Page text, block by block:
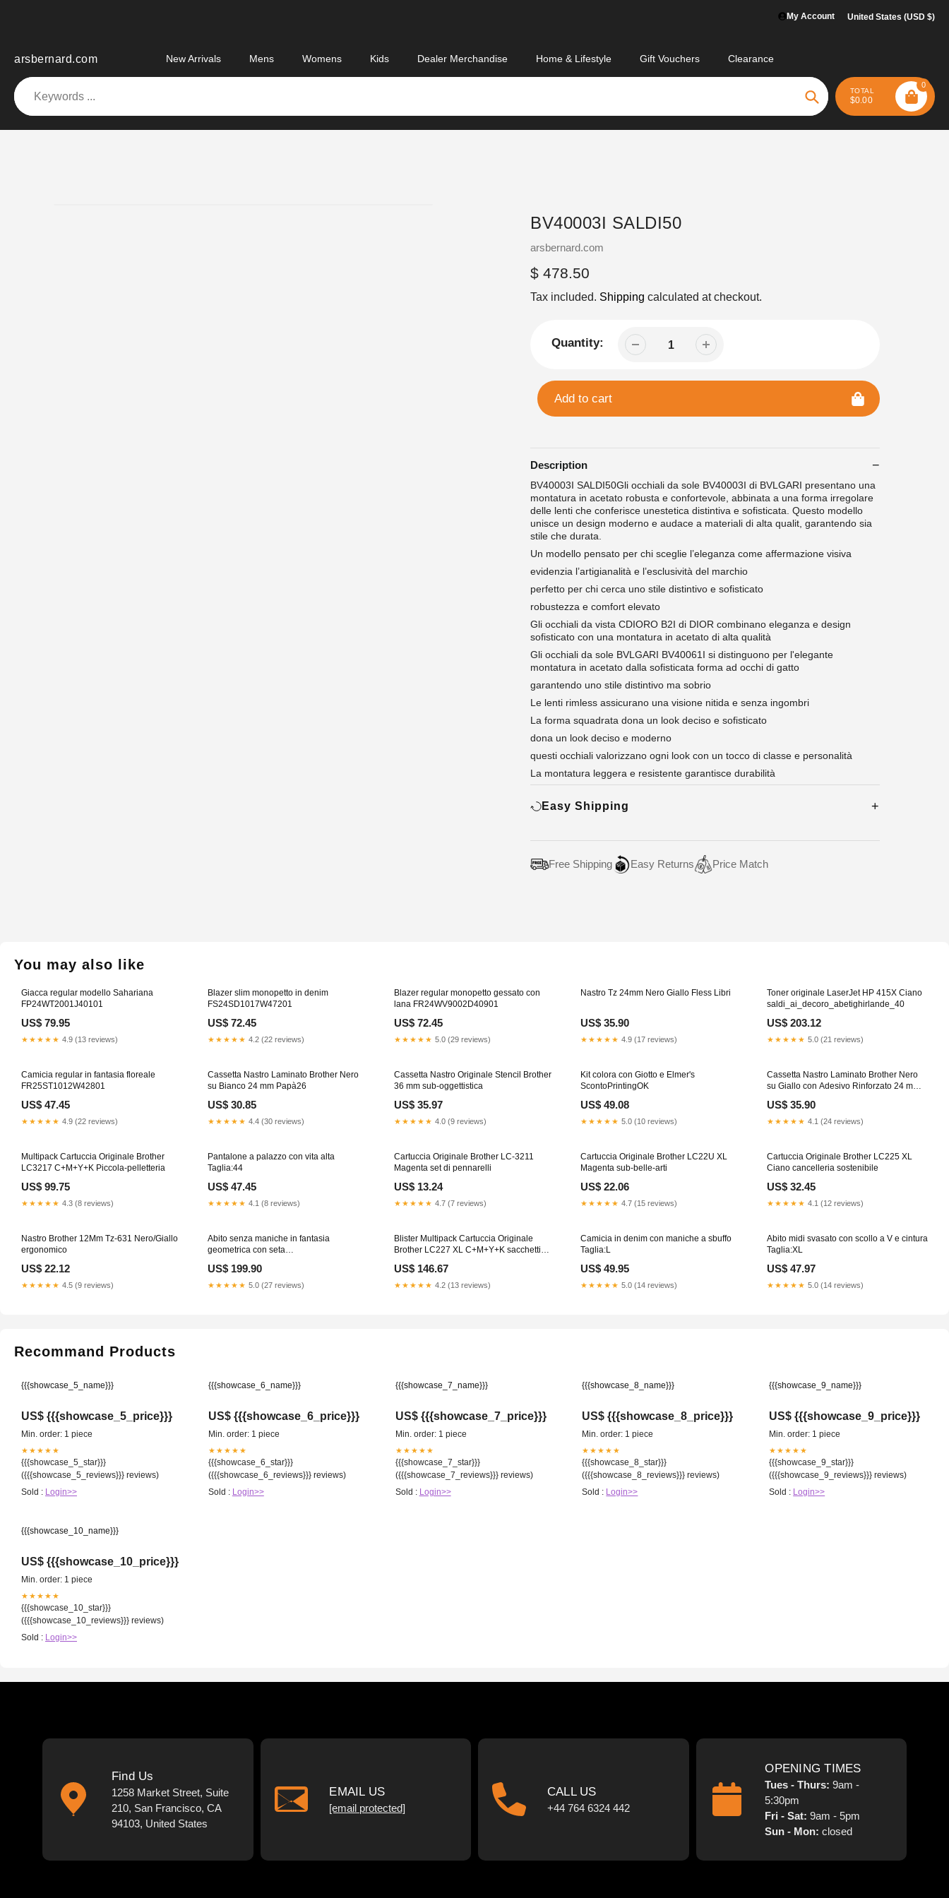
My Account United States (USD $)
arsbernard.com New Arrivals Mens Womens Kids Dealer Merchandise Home & Lifestyle Gift Vouchers Clearance
Search
TOTAL
$0.00
0
BV40003I SALDI50
Vendor
arsbernard.com
Regular
price
$ 478.50
Tax included. Shipping calculated at checkout.
Quantity:
Add to cart
Description
BV40003I SALDI50Gli occhiali da sole BV40003I di BVLGARI presentano una
montatura in acetato robusta e confortevole, abbinata a una forma irregolare
delle lenti che conferisce unestetica distintiva e sofisticata. Questo modello
unisce un design moderno e audace a materiali di alta qualit, garantendo sia
stile che durata.
Un modello pensato per chi sceglie l’eleganza come affermazione visiva
evidenzia l’artigianalità e l’esclusività del marchio
perfetto per chi cerca uno stile distintivo e sofisticato
robustezza e comfort elevato
Gli occhiali da vista CDIORO B2I di DIOR combinano eleganza e design
sofisticato con una montatura in acetato di alta qualità
Gli occhiali da sole BVLGARI BV40061I si distinguono per l'elegante
montatura in acetato dalla sofisticata forma ad occhi di gatto
garantendo uno stile distintivo ma sobrio
Le lenti rimless assicurano una visione nitida e senza ingombri
La forma squadrata dona un look deciso e sofisticato
dona un look deciso e moderno
questi occhiali valorizzano ogni look con un tocco di classe e personalità
La montatura leggera e resistente garantisce durabilità
Easy Shipping
Free Shipping Easy Returns Price Match
You may also like
Giacca regular modello Sahariana
FP24WT2001J40101
US$ 79.95
★★★★★ 4.9 (13 reviews)
Blazer slim monopetto in denim
FS24SD1017W47201
US$ 72.45
★★★★★ 4.2 (22 reviews)
Blazer regular monopetto gessato con
lana FR24WV9002D40901
US$ 72.45
★★★★★ 5.0 (29 reviews)
Nastro Tz 24mm Nero Giallo Fless Libri
US$ 35.90
★★★★★ 4.9 (17 reviews)
Toner originale LaserJet HP 415X Ciano
saldi_ai_decoro_abetighirlande_40
US$ 203.12
★★★★★ 5.0 (21 reviews)
Camicia regular in fantasia floreale
FR25ST1012W42801
US$ 47.45
★★★★★ 4.9 (22 reviews)
Cassetta Nastro Laminato Brother Nero
su Bianco 24 mm Papà26
US$ 30.85
★★★★★ 4.4 (30 reviews)
Cassetta Nastro Originale Stencil Brother
36 mm sub-oggettistica
US$ 35.97
★★★★★ 4.0 (9 reviews)
Kit colora con Giotto e Elmer's
ScontoPrintingOK
US$ 49.08
★★★★★ 5.0 (10 reviews)
Cassetta Nastro Laminato Brother Nero
su Giallo con Adesivo Rinforzato 24 mm
US$ 35.90
★★★★★ 4.1 (24 reviews)
Multipack Cartuccia Originale Brother
LC3217 C+M+Y+K Piccola-pelletteria
US$ 99.75
★★★★★ 4.3 (8 reviews)
Pantalone a palazzo con vita alta
Taglia:44
US$ 47.45
★★★★★ 4.1 (8 reviews)
Cartuccia Originale Brother LC-3211
Magenta set di pennarelli
US$ 13.24
★★★★★ 4.7 (7 reviews)
Cartuccia Originale Brother LC22U XL
Magenta sub-belle-arti
US$ 22.06
★★★★★ 4.7 (15 reviews)
Cartuccia Originale Brother LC225 XL
Ciano cancelleria sostenibile
US$ 32.45
★★★★★ 4.1 (12 reviews)
Nastro Brother 12Mm Tz-631 Nero/Giallo
ergonomico
US$ 22.12
★★★★★ 4.5 (9 reviews)
Abito senza maniche in fantasia
geometrica con seta
US$ 199.90
★★★★★ 5.0 (27 reviews)
Blister Multipack Cartuccia Originale
Brother LC227 XL C+M+Y+K sacchetti
US$ 146.67
★★★★★ 4.2 (13 reviews)
Camicia in denim con maniche a sbuffo
Taglia:L
US$ 49.95
★★★★★ 5.0 (14 reviews)
Abito midi svasato con scollo a V e cintura
Taglia:XL
US$ 47.97
★★★★★ 5.0 (14 reviews)
Recommand Products
{{{showcase_5_name}}}
US$ {{{showcase_5_price}}}
Min. order: 1 piece
★★★★★
{{{showcase_5_star}}}
({{{showcase_5_reviews}}} reviews)
Sold : Login>>
{{{showcase_6_name}}}
US$ {{{showcase_6_price}}}
Min. order: 1 piece
★★★★★
{{{showcase_6_star}}}
({{{showcase_6_reviews}}} reviews)
Sold : Login>>
{{{showcase_7_name}}}
US$ {{{showcase_7_price}}}
Min. order: 1 piece
★★★★★
{{{showcase_7_star}}}
({{{showcase_7_reviews}}} reviews)
Sold : Login>>
{{{showcase_8_name}}}
US$ {{{showcase_8_price}}}
Min. order: 1 piece
★★★★★
{{{showcase_8_star}}}
({{{showcase_8_reviews}}} reviews)
Sold : Login>>
{{{showcase_9_name}}}
US$ {{{showcase_9_price}}}
Min. order: 1 piece
★★★★★
{{{showcase_9_star}}}
({{{showcase_9_reviews}}} reviews)
Sold : Login>>
{{{showcase_10_name}}}
US$ {{{showcase_10_price}}}
Min. order: 1 piece
★★★★★
{{{showcase_10_star}}}
({{{showcase_10_reviews}}} reviews)
Sold : Login>>
Find Us
1258 Market Street, Suite
210, San Francisco, CA
94103, United States
EMAIL US
[email protected]
CALL US
+44 764 6324 442
OPENING TIMES
Tues - Thurs:9am -
5:30pm
Fri - Sat:9am - 5pm
Sun - Mon: closed